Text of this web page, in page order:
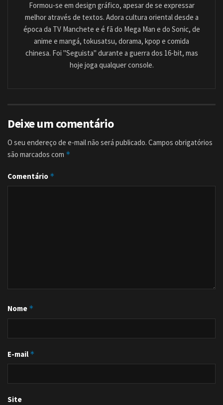
Formou-se em design gráfico, apesar de se expressar
melhor através de textos. Adora cultura oriental desde a
época da TV Manchete e é fã do Mega Man e do Sonic, de
anime e mangá, tokusatsu, dorama, kpop e comida
chinesa. Foi "Seguista" durante a guerra dos 16-bit, mas
hoje joga qualquer console.
Deixe um comentário
O seu endereço de e-mail não será publicado. Campos obrigatórios
são marcados com *
Comentário *
Nome *
E-mail *
Site